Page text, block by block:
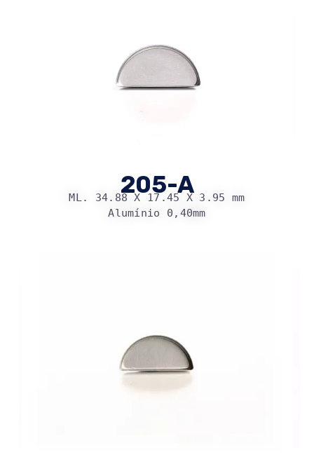
205-A
ML. 34.88 X 17.45 X 3.95 mm
Alumínio 0,40mm